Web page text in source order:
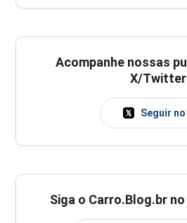
Acompanhe nossas
X/Twitter
Seguir no
Siga o Carro.Blog.br